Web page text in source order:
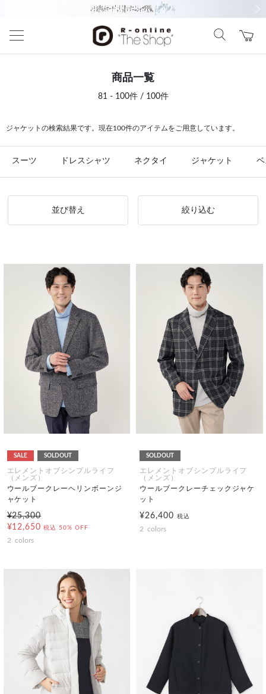
商品一覧
81 - 100件 / 100件
ジャケットの検索結果です。現在100件のアイテムをご用意しています。
スーツ ドレスシャツ ネクタイ ジャケット
並び替え 絞り込む
SALE SOLDOUT
エレメントオブシンプルライフ
（メンズ）
ウールブークレーヘリンボーンジ
ャケット
¥25,300
¥12,650 税込 50% OFF
2 colors
SOLDOUT
エレメントオブシンプルライフ
（メンズ）
ウールブークレーチェックジャケ
ット
¥26,400 税込
2 colors